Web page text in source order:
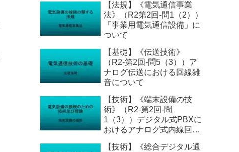
【法規】《電気通信事業
法》（R2第2回-問1（2））
「事業用電気通信設備」に
ついて
【基礎】《伝送技術》
（R2-第2回-問5（3））ア
ナログ伝送における回線雑
音について
【技術】《端末設備の技
術》（R2-第2回-問
1（3））デジタル式PBXに
おけるアナログ式内線回路
【技術】《総合デジタル通